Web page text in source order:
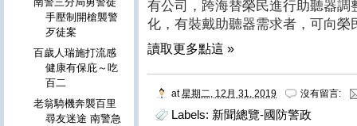
有公司，跨海替榮民進行助聽器
化，有裝戴助聽器需求者，可向榮
讀取更多點這 »
at星期二, 12月 31, 2019 沒有留言:
Labels: 新聞總覽-國防警政
手壓制開槍襲警
歹徒案
百歲人瑞施打流感
健康有保庇～吃
百二
老翁騎機奔襲百里
尋友迷途 南警急